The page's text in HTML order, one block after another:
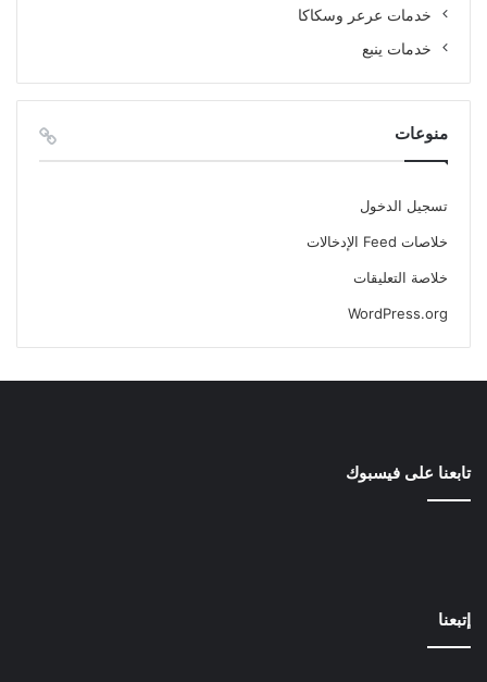
خدمات عرعر وسكاكا
خدمات ينبع
منوعات
تسجيل الدخول
خلاصات Feed الإدخالات
خلاصة التعليقات
WordPress.org
تابعنا على فيسبوك
إتبعنا